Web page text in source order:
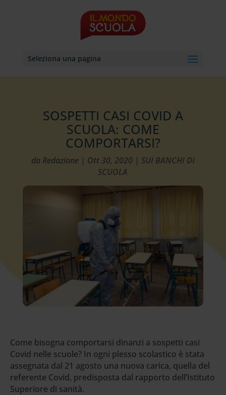
Seleziona una pagina
SOSPETTI CASI COVID A
SCUOLA: COME
COMPORTARSI?
da Redazione| Ott 30, 2020 | SUI BANCHI DI
SCUOLA
Come bisogna comportarsi dinanzi a sospetti casi
Covid nelle scuole? In ogni plesso scolastico è stata
assegnata dal 21 agosto una nuova carica, quella del
referente Covid, predisposta dal rapporto dell’Istituto
Superiore di sanità.